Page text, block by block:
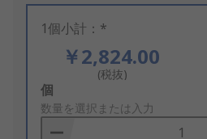
1個小計：*
￥2,824.00
(税抜)
Add
to
Basket
個
数量を選択または入力